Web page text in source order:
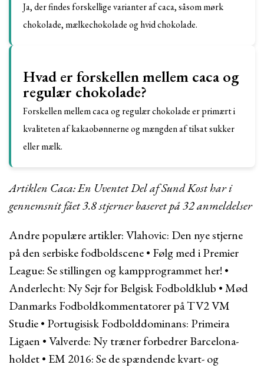
Ja, der findes forskellige varianter af caca, såsom mørk
chokolade, mælkechokolade og hvid chokolade.
Hvad er forskellen mellem caca og
regulær chokolade?
Forskellen mellem caca og regulær chokolade er primært i
kvaliteten af kakaobønnerne og mængden af tilsat sukker
eller mælk.
Artiklen Caca: En Uventet Del af Sund Kost har i
gennemsnit fået3.8stjerner baseret på32anmeldelser
Andre populære artikler:Vlahovic: Den nye stjerne
på den serbiske fodboldscene• Følg med i Premier
League: Se stillingen og kampprogrammet her! •
Anderlecht: Ny Sejr for Belgisk Fodboldklub •Mød
Danmarks Fodboldkommentatorer på TV2 VM
Studie• Portugisisk Fodbolddominans: Primeira
Ligaen •Valverde: Ny træner forbedrer Barcelona-
holdet• EM 2016: Se de spændende kvart- og